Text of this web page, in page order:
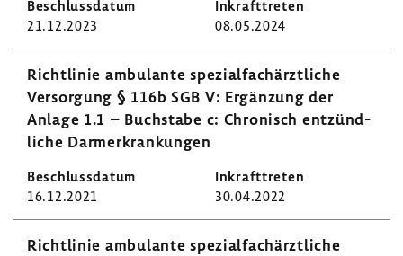
21.12.2023 08.05.2024
Richt­linie ambu­lante spezi­al­fach­ärzt­liche
Versor­gung § 116b SGB V: Ergän­zung der
Anlage 1.1 – Buch­stabe c: Chro­nisch entzünd­
liche Darm­er­kran­kungen
16.12.2021 30.04.2022
Richt­linie ambu­lante spezi­al­fach­ärzt­liche